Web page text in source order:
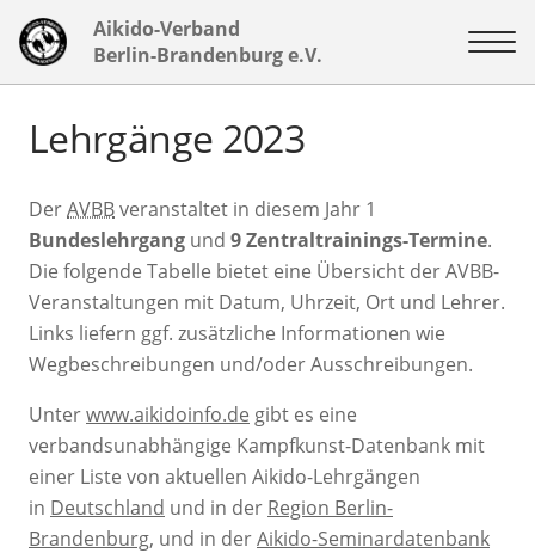
Aikido-Verband
Berlin-Brandenburg e.V.
Lehrgänge 2023
DerAVBBveranstaltet in diesem Jahr 1
Bundeslehrgang und 9 Zentraltrainings-Termine.
Die folgende Tabelle bietet eine Übersicht der AVBB-
Veranstaltungen mit Datum, Uhrzeit, Ort und Lehrer.
Links liefern ggf. zusätzliche Informationen wie
Wegbeschreibungen und/oder Ausschreibungen.
Unterwww.aikidoinfo.de gibt es eine
verbandsunabhängige Kampfkunst-Datenbank mit
einer Liste von aktuellen Aikido-Lehrgängen
in Deutschland und in der Region Berlin-
Brandenburg, und in derAikido-Seminardatenbank